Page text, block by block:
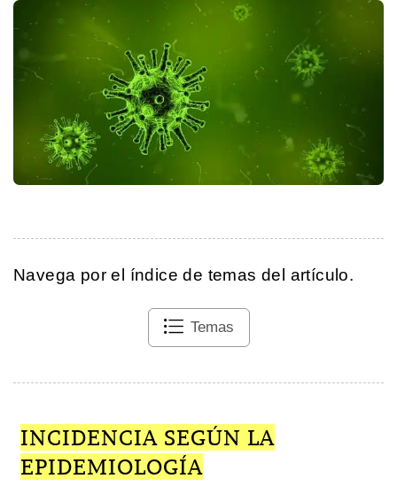
Navega por el índice de temas del artículo.
Temas
INCIDENCIA SEGÚN LA
EPIDEMIOLOGÍA